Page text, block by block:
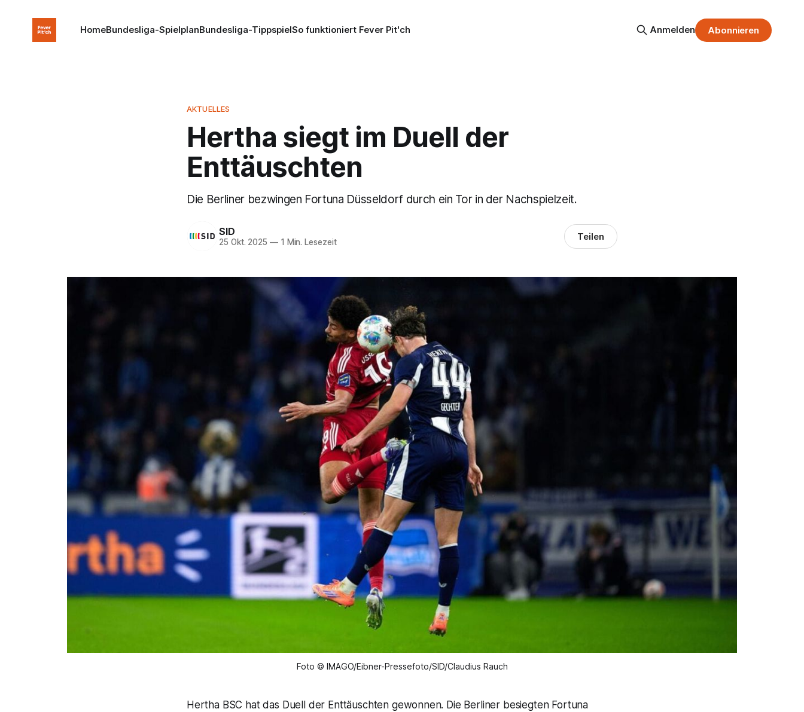
HomeBundesliga-SpielplanBundesliga-TippspielSo funktioniert Fever Pit'ch Anmelden Abonnieren
AKTUELLES
Hertha siegt im Duell der
Enttäuschten
Die Berliner bezwingen Fortuna Düsseldorf durch ein Tor in der Nachspielzeit.
SID
25 Okt. 2025 —1 Min. Lesezeit Teilen
Foto © IMAGO/Eibner-Pressefoto/SID/Claudius Rauch
Hertha BSC hat das Duell der Enttäuschten gewonnen. Die Berliner besiegten Fortuna